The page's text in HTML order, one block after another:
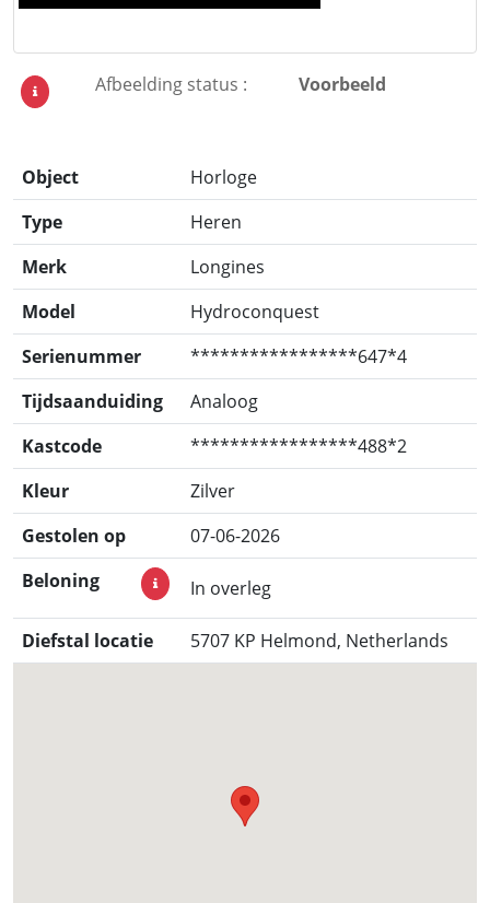
Afbeelding status : Voorbeeld
Object
Horloge
Type
Heren
Merk
Longines
Model
Hydroconquest
Serienummer
*****************647*4
Tijdsaanduiding
Analoog
Kastcode
*****************488*2
Kleur
Zilver
Gestolen op
07-06-2026
Beloning
In overleg
Diefstal locatie 5707 KP Helmond, Netherlands